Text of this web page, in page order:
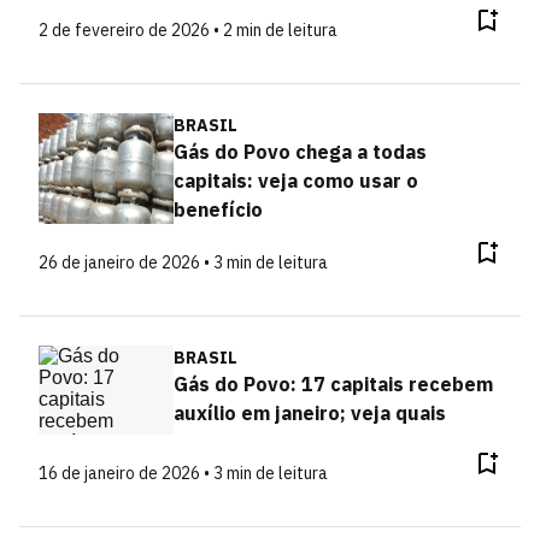
2 de fevereiro de 2026 • 2 min de leitura
BRASIL
Gás do Povo chega a todas
capitais: veja como usar o
benefício
26 de janeiro de 2026 • 3 min de leitura
BRASIL
Gás do Povo: 17 capitais recebem
auxílio em janeiro; veja quais
16 de janeiro de 2026 • 3 min de leitura